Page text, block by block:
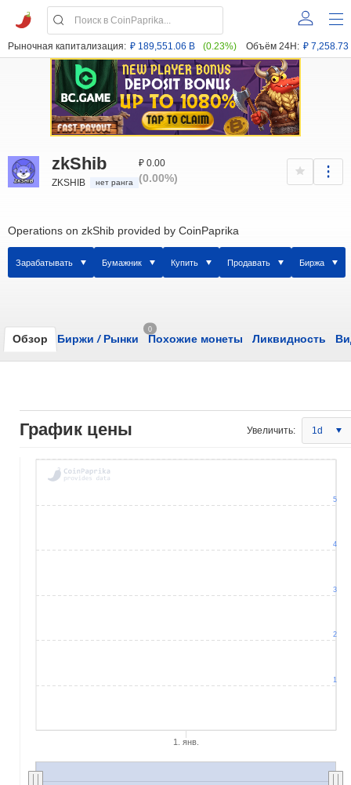
Рыночная капитализация: ₽ 189,551.06 B (0.23%) Объём 24H: ₽ 7,258.73
zkShib
ZKSHIB нет ранга
₽ 0.00
(0.00%)
Operations on zkShib provided by CoinPaprika
Зарабатывать Бумажник Купить Продавать Биржа
Обзор Биржи /Рынки
0
Похожие монеты Ликвидность
График цены Увеличить: 1d
1. янв.
1
2
3
4
5